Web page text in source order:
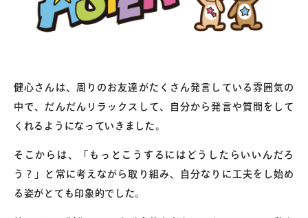
健心さんは、周りのお友達がたくさん発言している雰囲気の
中で、だんだんリラックスして、自分から発言や質問をして
くれるようになっていきました。
そこからは、「もっとこうするにはどうしたらいいんだろ
う？」と常に考えながら取り組み、自分なりに工夫をし始め
る姿がとても印象的でした。